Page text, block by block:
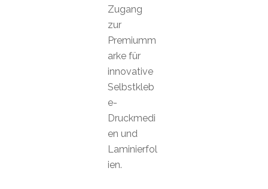
Zugang
zur
Premiumm
arke für
innovative
Selbstkleb
e-
Druckmedi
en und
Laminierfol
ien.